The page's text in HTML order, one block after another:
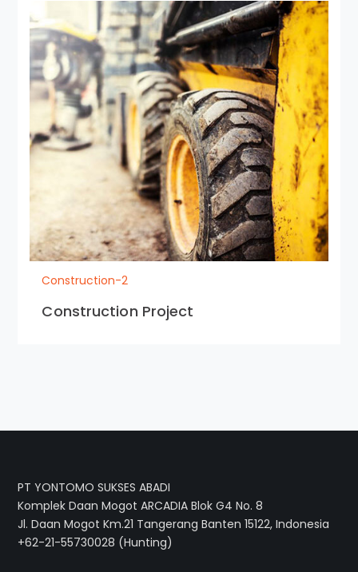
Construction-2
Construction Project
PT YONTOMO SUKSES ABADI
Komplek Daan Mogot ARCADIA Blok G4 No. 8
Jl. Daan Mogot Km.21 Tangerang Banten 15122, Indonesia
+62-21-55730028 (Hunting)